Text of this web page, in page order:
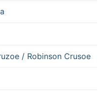
/ Robinson Crusoe